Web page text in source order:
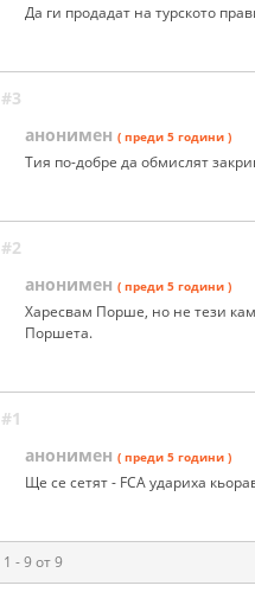
Да ги продадат на турското
#3
анонимен ( преди 5 години )
Тия по-добре да обмислят
#2
анонимен ( преди 5 години )
Харесвам Порше, но не тези
Поршета.
#1
анонимен ( преди 5 години )
Ще се сетят - FCA удариха
1 - 9 от 9